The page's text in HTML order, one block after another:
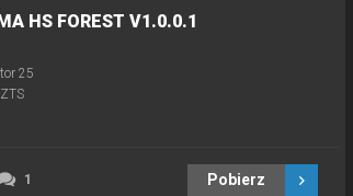
HS FOREST V1.0.0.1
25
1 Pobierz